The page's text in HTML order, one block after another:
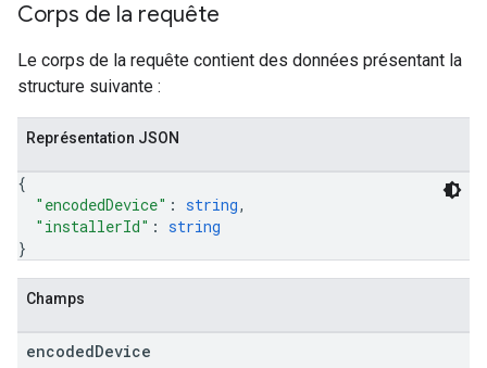
Corps de la requête
Le corps de la requête contient des données présentant la
structure suivante :
Représentation JSON
{
"encodedDevice" : string,
"installerId" : string
}
Champs
encodedDevice